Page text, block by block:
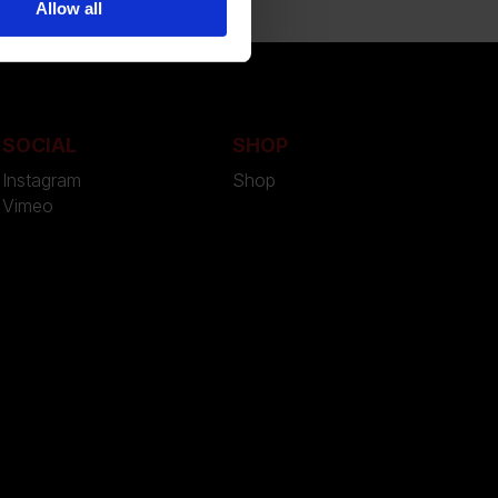
Allow all
SOCIAL
Instagram
Vimeo
SHOP
Shop